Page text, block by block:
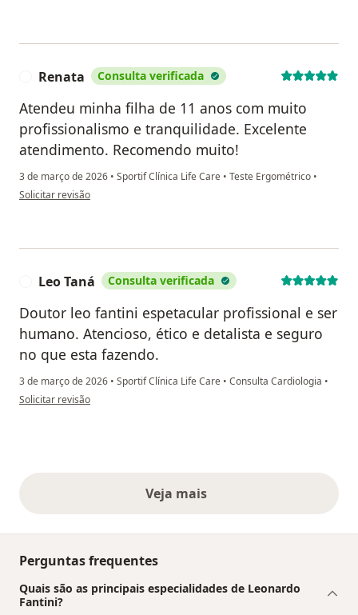
Renata Consulta verificada
Atendeu minha filha de 11 anos com muito
profissionalismo e tranquilidade. Excelente
atendimento. Recomendo muito!
3 de março de 2026 • Sportif Clínica Life Care • Teste Ergométrico •
na opinião do utilizador Renata
Solicitar revisão
Leo Taná Consulta verificada
Doutor leo fantini espetacular profissional e ser
humano. Atencioso, ético e detalista e seguro
no que esta fazendo.
3 de março de 2026 • Sportif Clínica Life Care • Consulta Cardiologia •
na opinião do utilizador Leo Taná
Solicitar revisão
Veja maisopiniões acima
Perguntas frequentes
Quais são as principais especialidades de Leonardo
Fantini?